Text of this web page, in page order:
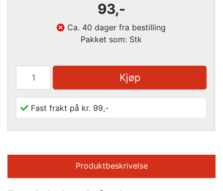
93,-
Ca. 40 dager fra bestilling
Pakket som: Stk
Kjøp
Fast frakt på kr. 99,-
Produktbeskrivelse